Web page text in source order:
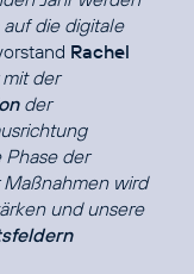
die digitale
Rachel
der
der
der
wird
und unsere